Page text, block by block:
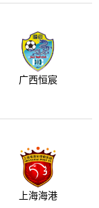
广西恒宸
上海海港